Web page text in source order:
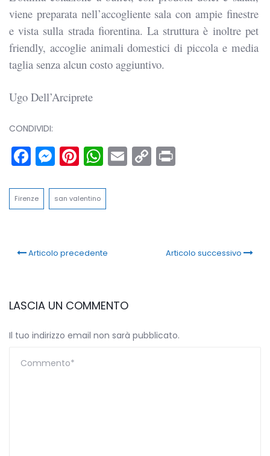
viene preparata nell’accogliente sala con ampie finestre
e vista sulla strada fiorentina. La struttura è inoltre pet
friendly, accoglie animali domestici di piccola e media
taglia senza alcun costo aggiuntivo.
Ugo Dell’Arciprete
CONDIVIDI:
Facebook
Messenger
Pinterest
WhatsApp
Email
Copy
Firenze san valentino
Articolo precedente Articolo successivo
LASCIA UN COMMENTO
Il tuo indirizzo email non sarà pubblicato.